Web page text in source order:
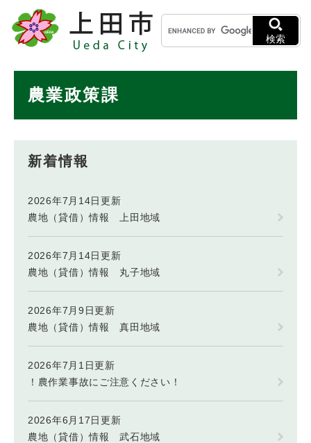
メニューを飛ばして本文へ
キ
ー
ワ
検索
農業政策課
新着情報
2026年7月14日更新
農地（貸借）情報 上田地域
2026年7月14日更新
農地（貸借）情報 丸子地域
2026年7月9日更新
農地（貸借）情報 真田地域
2026年7月1日更新
！農作業事故にご注意ください！
2026年6月17日更新
農地（貸借）情報 武石地域